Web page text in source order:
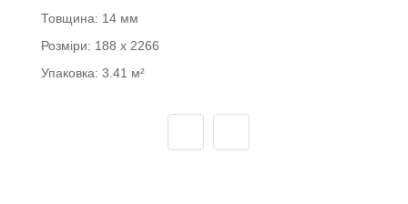
Товщина: 14 мм
Розміри: 188 x 2266
Упаковка: 3.41 м²